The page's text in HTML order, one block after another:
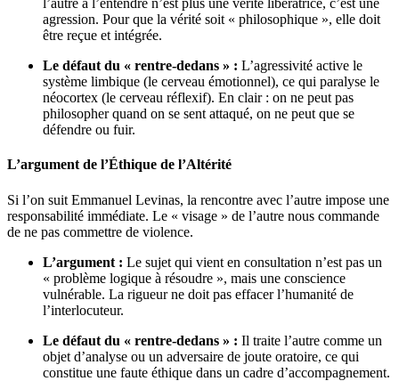
l’autre à l’entendre n’est plus une vérité libératrice, c’est une
agression. Pour que la vérité soit « philosophique », elle doit
être reçue et intégrée.
Le défaut du « rentre-dedans » : L’agressivité active le
système limbique (le cerveau émotionnel), ce qui paralyse le
néocortex (le cerveau réflexif). En clair : on ne peut pas
philosopher quand on se sent attaqué, on ne peut que se
défendre ou fuir.
L’argument de l’Éthique de l’Altérité
Si l’on suit Emmanuel Levinas, la rencontre avec l’autre impose une
responsabilité immédiate. Le « visage » de l’autre nous commande
de ne pas commettre de violence.
L’argument : Le sujet qui vient en consultation n’est pas un
« problème logique à résoudre », mais une conscience
vulnérable. La rigueur ne doit pas effacer l’humanité de
l’interlocuteur.
Le défaut du « rentre-dedans » : Il traite l’autre comme un
objet d’analyse ou un adversaire de joute oratoire, ce qui
constitue une faute éthique dans un cadre d’accompagnement.